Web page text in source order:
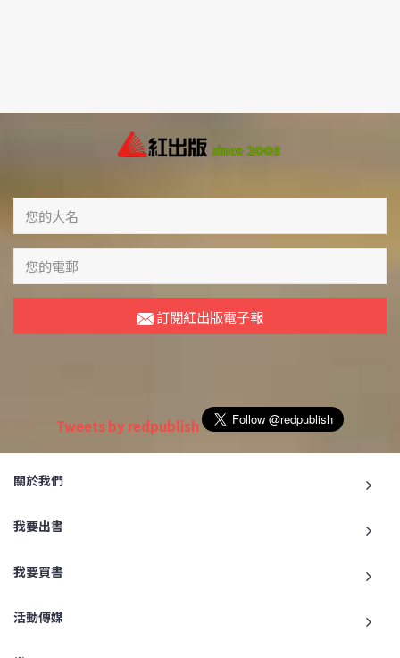
訂閱紅出版電子報
Tweets by redpublish
關於我們
我要出書
我要買書
活動傳媒